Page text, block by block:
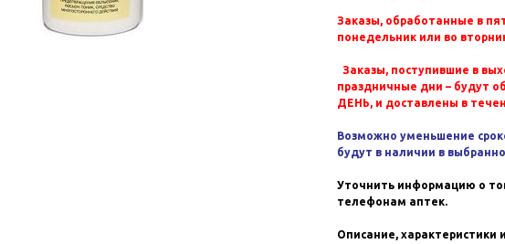
Заказы, обработанные в
понедельник или во
Заказы, поступившие в
праздничные дни –
ДЕНЬ, и доставлены в
Возможно уменьшение
будут в наличии в
Уточнить информацию о
телефонам аптек.
Описание, характеристики